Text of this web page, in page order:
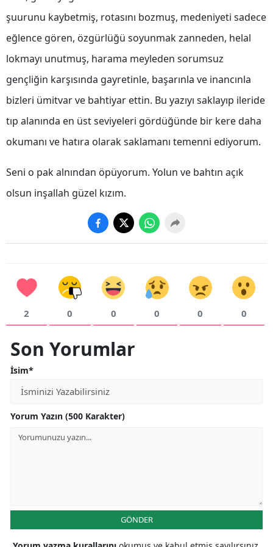
Yalova
Kilis
Osmaniye
Düzce
şuurunu kaybetmiş, rotasını bozmuş, medeniyeti sadece
eğlence gören, özgürlüğü soyunmak zanneden, helal
lokmayı unutmuş, harama meyleden sorumsuz
gençliğin karşısında gayretinle, başarınla ve inancınla
bizleri ümitvar ve bahtiyar ettin. Bu yazıyı saklayıp ileride
tıp alanında en üst seviyeleri gördüğünde bir kere daha
okumanı ve hatıra olarak saklamanı temenni ediyorum.
Seni o pak alnından öpüyorum. Yolun ve bahtın açık
olsun inşallah güzel kızım.
2 0 0 0 0 0
Son Yorumlar
İsim*
Yorum Yazın (500 Karakter)
GÖNDER